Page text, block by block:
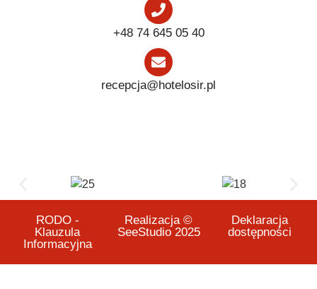
+48 74 645 05 40
recepcja@hotelosir.pl
RODO -
Klauzula
Informacyjna
Realizacja ©
SeeStudio 2025
Deklaracja
dostępności